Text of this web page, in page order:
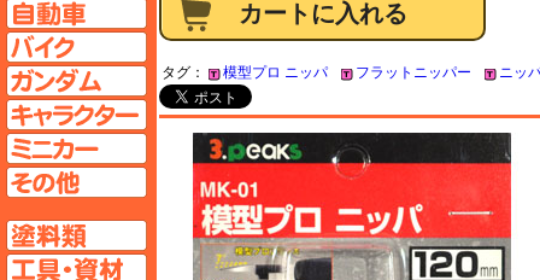
タグ： 模型プロ ニッパ フラットニッパー ニッ
自動車ページへ
バイクページへ
ガンダムページへ
キャラクターページへ
ミニカーページへ
その他ページへ
塗料ページへ
工具ページへ